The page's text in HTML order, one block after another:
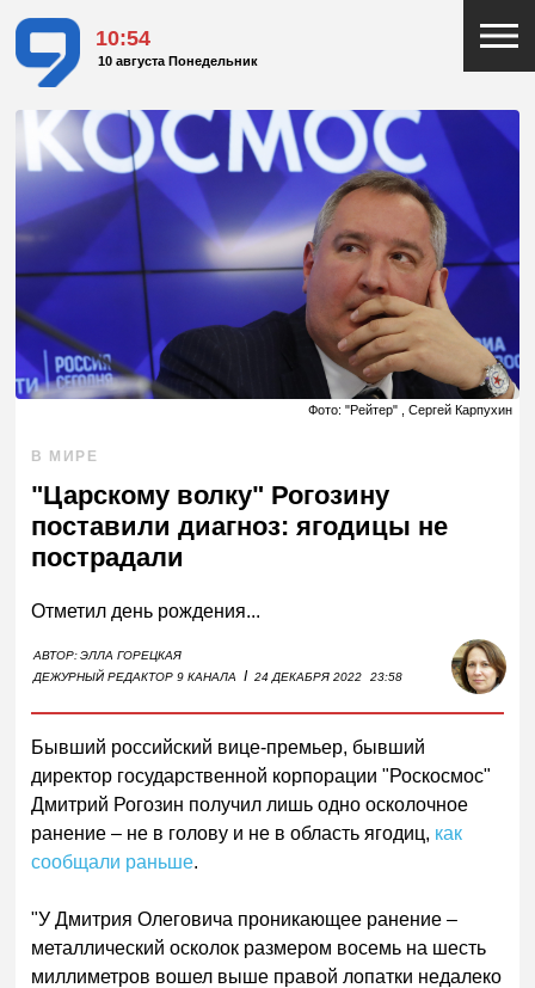
10:54
10 августа Понедельник
Фото: "Рейтер" , Сергей Карпухин
В МИРЕ
"Царскому волку" Рогозину
поставили диагноз: ягодицы не
пострадали
Отметил день рождения...
АВТОР:ЭЛЛА ГОРЕЦКАЯ
ДЕЖУРНЫЙ РЕДАКТОР 9 КАНАЛА
I 24 ДЕКАБРЯ 2022 23:58
Бывший российский вице-премьер, бывший
директор государственной корпорации "Роскосмос"
Дмитрий Рогозин получил лишь одно осколочное
ранение – не в голову и не в область ягодиц, как
сообщали раньше.
"У Дмитрия Олеговича проникающее ранение –
металлический осколок размером восемь на шесть
миллиметров вошел выше правой лопатки недалеко